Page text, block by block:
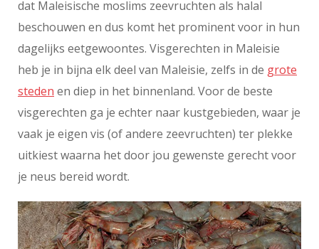
dat Maleisische moslims zeevruchten als halal
beschouwen en dus komt het prominent voor in hun
dagelijks eetgewoontes. Visgerechten in Maleisie
heb je in bijna elk deel van Maleisie, zelfs in de grote
steden en diep in het binnenland. Voor de beste
visgerechten ga je echter naar kustgebieden, waar je
vaak je eigen vis (of andere zeevruchten) ter plekke
uitkiest waarna het door jou gewenste gerecht voor
je neus bereid wordt.